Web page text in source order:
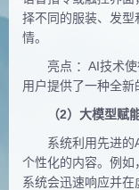
择不同的服装、发
情。
亮点 ：AI技术
用户提供了一种全新
（2）大模型赋
系统利用先进
个性化的内容。例如
系统会迅速响应并在